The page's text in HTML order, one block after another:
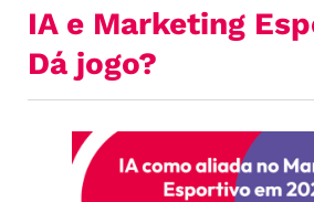
IA e Marketing
Dá jogo?